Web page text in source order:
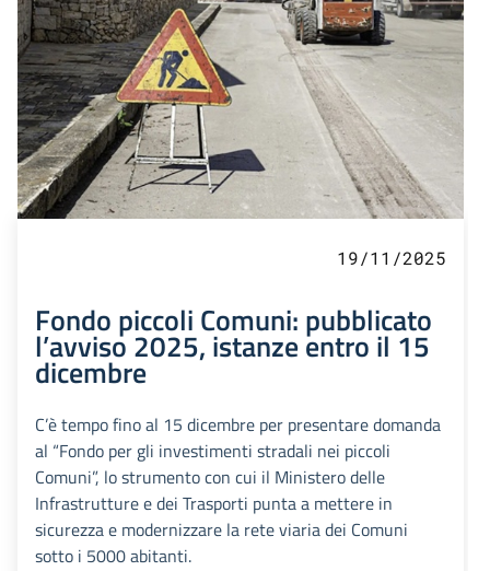
19/11/2025
Fondo piccoli Comuni: pubblicato
l’avviso 2025, istanze entro il 15
dicembre
C’è tempo fino al 15 dicembre per presentare domanda
al “Fondo per gli investimenti stradali nei piccoli
Comuni”, lo strumento con cui il Ministero delle
Infrastrutture e dei Trasporti punta a mettere in
sicurezza e modernizzare la rete viaria dei Comuni
sotto i 5000 abitanti.